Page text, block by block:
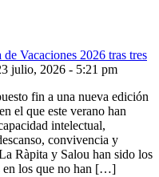
Vacaciones 2026 tras tres
julio, 2026 - 5:21 pm
fin a una nueva edición
el que este verano han
intelectual,
convivencia y
Ràpita y Salou han sido los
en los que no han […]